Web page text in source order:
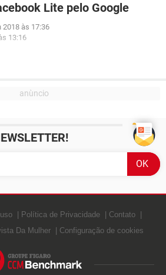
Lite pelo Google
2018 às 17:36
13:16
Política de Privacidade
Contato
Da Mulher Configuração de cookies